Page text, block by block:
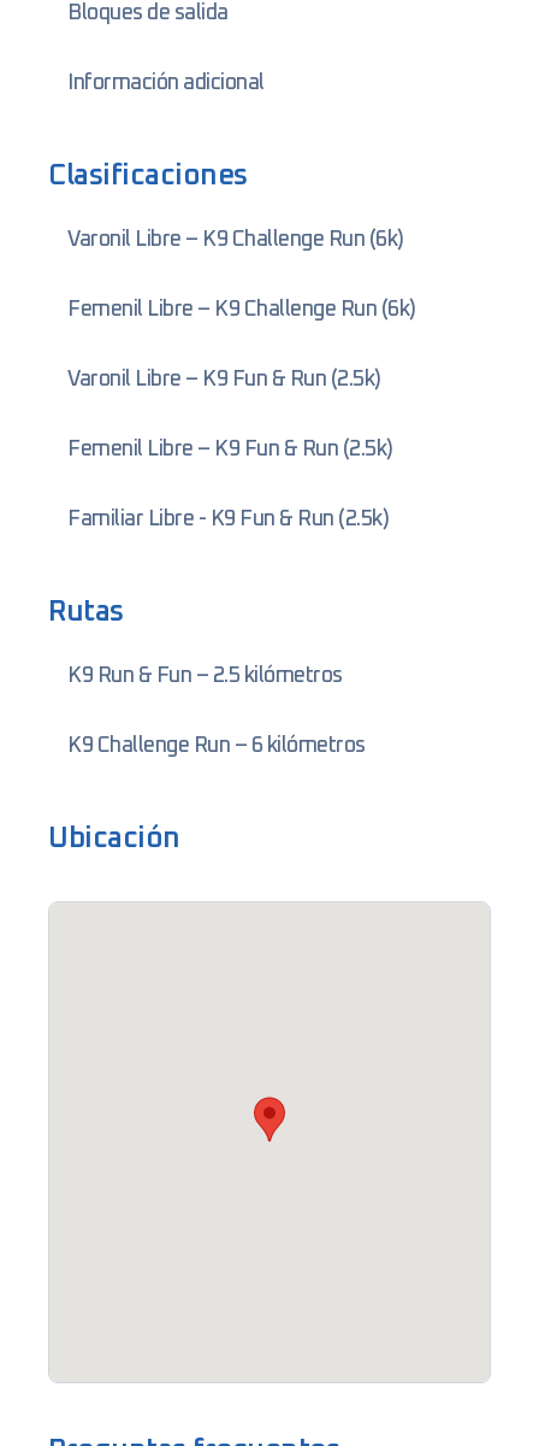
Bloques de salida
Información adicional
Clasificaciones
Varonil Libre – K9 Challenge Run (6k)
Femenil Libre – K9 Challenge Run (6k)
Varonil Libre – K9 Fun & Run (2.5k)
Femenil Libre – K9 Fun & Run (2.5k)
Familiar Libre - K9 Fun & Run (2.5k)
Rutas
K9 Run & Fun – 2.5 kilómetros
K9 Challenge Run – 6 kilómetros
Ubicación